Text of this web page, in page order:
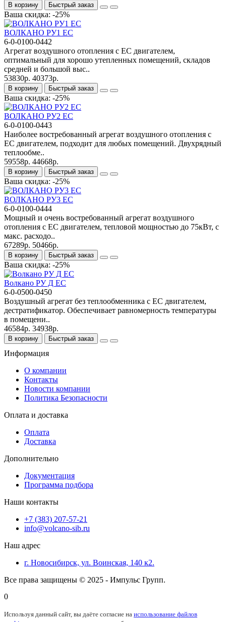
В корзину Быстрый заказ
Ваша скидка: -25%
ВОЛКАНО РУ1 EC
6-0-0100-0442
Агрегат воздушного отопления с ЕС двигателем,
оптимальный для хорошо утепленных помещений, складов
средней и большой выс..
53830р. 40373р.
В корзину Быстрый заказ
Ваша скидка: -25%
ВОЛКАНО РУ2 EC
6-0-0100-0443
Наиболее востребованный агрегат воздушного отопления с
ЕС двигателем, подходит для любых помещений. Двухрядный
теплообме..
59558р. 44668р.
В корзину Быстрый заказ
Ваша скидка: -25%
ВОЛКАНО РУ3 EC
6-0-0100-0444
Мощный и очень востребованный агрегат воздушного
отопления с ЕС двигателем, тепловой мощностью до 75кВт, с
макс. расходо..
67289р. 50466р.
В корзину Быстрый заказ
Ваша скидка: -25%
Волкано РУ Д EC
6-0-0500-0450
Воздушный агрегат без теплообменника с ЕС двигателем,
дестратификатор. Обеспечивает равномерность температуры
в помещени..
46584р. 34938р.
В корзину Быстрый заказ
Информация
О компании
Контакты
Новости компании
Политика Безопасности
Оплата и доставка
Оплата
Доставка
Дополнительно
Документация
Программа подбора
Наши контакты
+7 (383) 207-57-21
info@volcano-sib.ru
Наш адрес
г. Новосибирск, ул. Воинская, 140 к2.
Все права защищены © 2025 - Импульс Групп.
0
Используя данный сайт, вы даёте согласие на использование файлов